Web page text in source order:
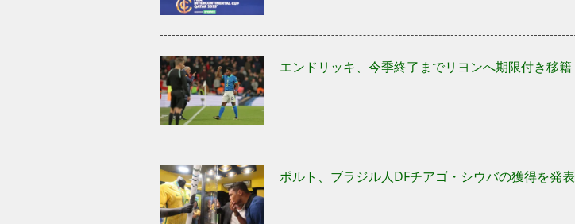
エンドリッキ、今季終了までリヨンへ期限付き移籍
ポルト、ブラジル人DFチアゴ・シウバの獲得を発表